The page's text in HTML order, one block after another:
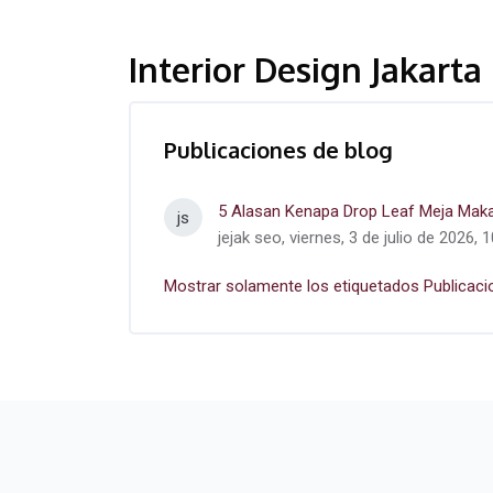
Interior Design Jakarta
Publicaciones de blog
js
5 Alasan Kenapa Drop Leaf Meja
jejak seo, viernes, 3 de julio de 2026,
Mostrar solamente los etiquetados